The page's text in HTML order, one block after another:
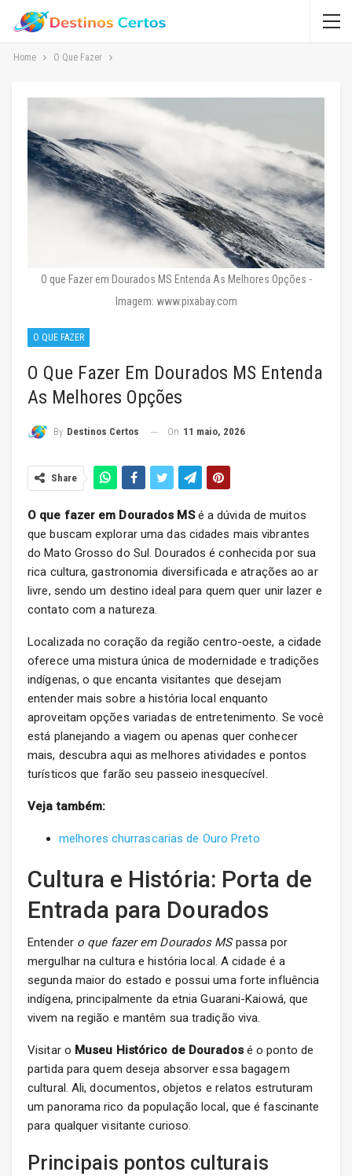
Home O Que Fazer
O que Fazer em Dourados MS Entenda As Melhores Opções -
Imagem: www.pixabay.com
O QUE FAZER
O Que Fazer Em Dourados MS Entenda
As Melhores Opções
By Destinos Certos On 11 maio, 2026
Share
O que fazer em Dourados MSé a dúvida de muitos
que buscam explorar uma das cidades mais vibrantes
do Mato Grosso do Sul. Dourados é conhecida por sua
rica cultura, gastronomia diversificada e atrações ao ar
livre, sendo um destino ideal para quem quer unir lazer e
contato com a natureza.
Localizada no coração da região centro-oeste, a cidade
oferece uma mistura única de modernidade e tradições
indígenas, o que encanta visitantes que desejam
entender mais sobre a história local enquanto
aproveitam opções variadas de entretenimento. Se você
está planejando a viagem ou apenas quer conhecer
mais, descubra aqui as melhores atividades e pontos
turísticos que farão seu passeio inesquecível.
Veja também:
melhores churrascarias de Ouro Preto
Cultura e História: Porta de
Entrada para Dourados
Entender o que fazer em Dourados MSpassa por
mergulhar na cultura e história local. A cidade é a
segunda maior do estado e possui uma forte influência
indígena, principalmente da etnia Guarani-Kaiowá, que
vivem na região e mantêm sua tradição viva.
Visitar o Museu Histórico de Douradosé o ponto de
partida para quem deseja absorver essa bagagem
cultural. Ali, documentos, objetos e relatos estruturam
um panorama rico da população local, que é fascinante
para qualquer visitante curioso.
Principais pontos culturais